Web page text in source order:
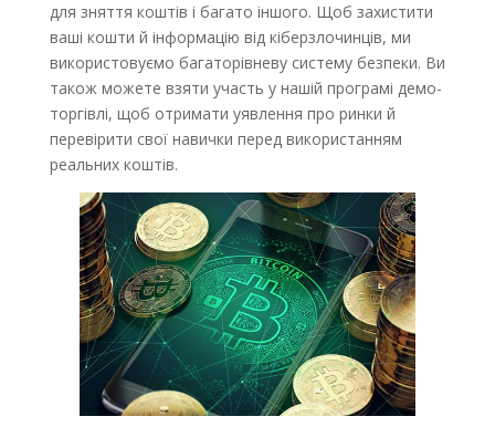
для зняття коштів і багато іншого. Щоб захистити
ваші кошти й інформацію від кіберзлочинців, ми
використовуємо багаторівневу систему безпеки. Ви
також можете взяти участь у нашій програмі демо-
торгівлі, щоб отримати уявлення про ринки й
перевірити свої навички перед використанням
реальних коштів.